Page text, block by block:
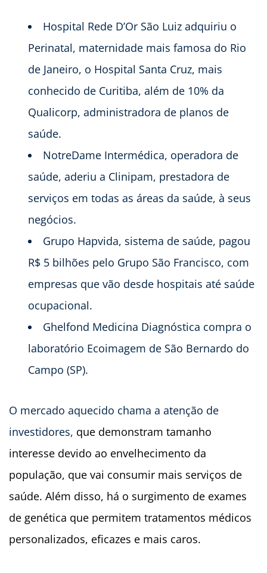
Hospital Rede D’Or São Luiz adquiriu o
Perinatal, maternidade mais famosa do Rio
de Janeiro, o Hospital Santa Cruz, mais
conhecido de Curitiba, além de 10% da
Qualicorp, administradora de planos de
saúde.
NotreDame Intermédica, operadora de
saúde, aderiu a Clinipam, prestadora de
serviços em todas as áreas da saúde, à seus
negócios.
Grupo Hapvida, sistema de saúde, pagou
R$ 5 bilhões pelo Grupo São Francisco, com
empresas que vão desde hospitais até saúde
ocupacional.
Ghelfond Medicina Diagnóstica compra o
laboratório Ecoimagem de São Bernardo do
Campo (SP).
O mercado aquecido chama a atenção de
investidores, que demonstram tamanho
interesse devido ao envelhecimento da
população, que vai consumir mais serviços de
saúde. Além disso, há o surgimento de exames
de genética que permitem tratamentos médicos
personalizados, eficazes e mais caros.